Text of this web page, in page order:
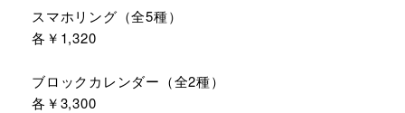
スマホリング（全5種）
各￥1,320
ブロックカレンダー（全2種）
各￥3,300